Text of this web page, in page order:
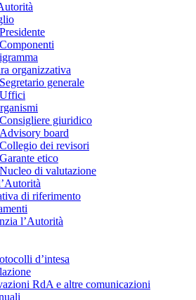
Presidente
Componenti
organizzativa
Segretario generale
Uffici
Consigliere giuridico
Advisory board
Collegio dei revisori
Garante etico
Nucleo di valutazione
di riferimento
l’Autorità
d’intesa
RdA e altre comunicazioni